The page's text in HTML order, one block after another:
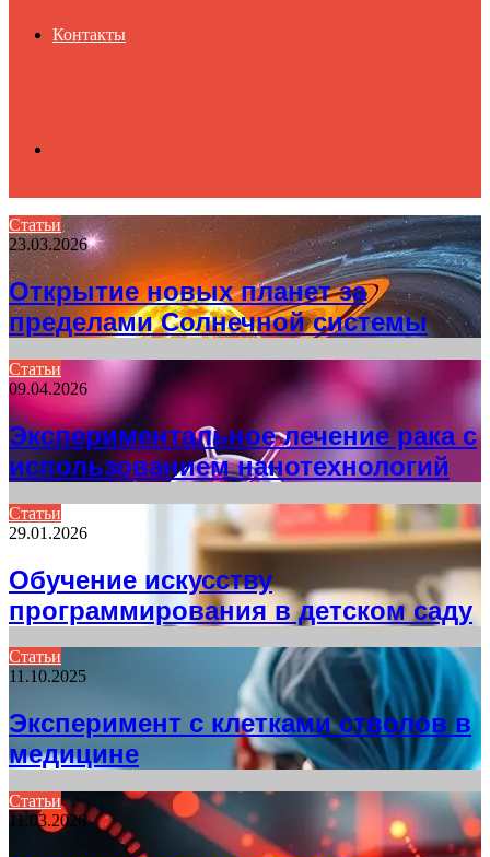
Контакты
for
Статьи
23.03.2026
Открытие новых планет за
пределами Солнечной системы
Статьи
09.04.2026
Экспериментальное лечение рака с
использованием нанотехнологий
Статьи
29.01.2026
Обучение искусству
программирования в детском саду
Статьи
11.10.2025
Эксперимент с клетками стволов в
медицине
Статьи
11.03.2026